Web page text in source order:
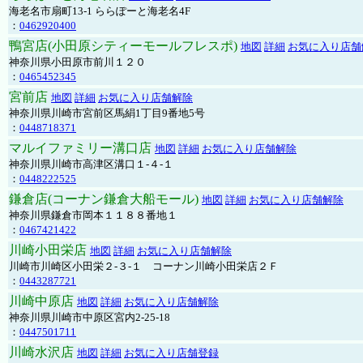
海老名市扇町13-1 ららぽーと海老名4F
： 0462920400
鴨宮店(小田原シティーモールフレスポ) 地図 詳細 お気に入り店
神奈川県小田原市前川１２０
： 0465452345
宮前店 地図 詳細 お気に入り店舗解除
神奈川県川崎市宮前区馬絹1丁目9番地5号
： 0448718371
マルイファミリー溝口店 地図 詳細 お気に入り店舗解除
神奈川県川崎市高津区溝口１-４-１
： 0448222525
鎌倉店(コーナン鎌倉大船モール) 地図 詳細 お気に入り店舗解除
神奈川県鎌倉市岡本１１８８番地１
： 0467421422
川崎小田栄店 地図 詳細 お気に入り店舗解除
川崎市川崎区小田栄２‐３‐１ コーナン川崎小田栄店２Ｆ
： 0443287721
川崎中原店 地図 詳細 お気に入り店舗解除
神奈川県川崎市中原区宮内2-25-18
： 0447501711
川崎水沢店 地図 詳細 お気に入り店舗登録